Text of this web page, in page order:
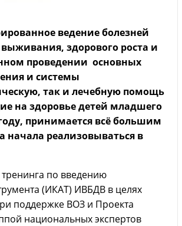
ведение болезней
выживания, здорового роста и
проведении основных
и системы
так и лечебную помощь
на здоровье детей младшего
принимается всё большим
начала реализовываться в
по введению
(ИКАТ) ИВБДВ в целях
поддержке ВОЗ и Проекта
национальных экспертов